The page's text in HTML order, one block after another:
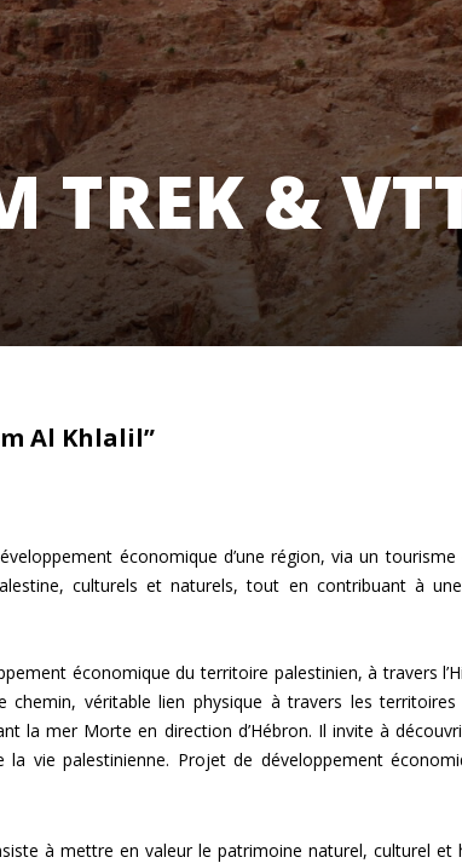
TREK &
Al Khlalil”
économique d’une région, via un tourisme
culturels et naturels, tout en contribuant à
économique du territoire palestinien, à travers
chemin, véritable lien physique à travers les
la mer Morte en direction d’Hébron. Il invite à
vie palestinienne. Projet de développement
à mettre en valeur le patrimoine naturel, culturel et